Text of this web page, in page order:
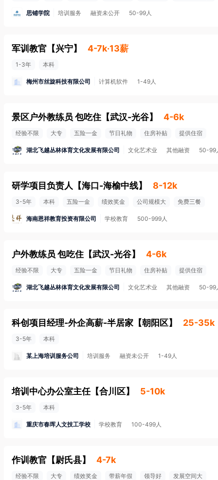
思铺学院 培训服务 融资未公开 50-99人
军训教官 【兴宁】 4-7k·13薪
1-3年 本科
梅州市丝旋科技有限公司 计算机软件 1-49人
景区户外教练员 包吃住 【武汉-光谷】 4-6k
经验不限 大专 五险一金 节日礼物 住房补贴 提供住宿
湖北飞越丛林体育文化发展有限公司 文化艺术业 其他融资 50-99
研学项目负责人 【海口-海榆中线】 8-12k
3-5年 本科 五险一金 绩效奖金 公司规模大 免费三餐
海南恩祥教育投资有限公司 学校教育 500-999人
户外教练员 包吃住 【武汉-光谷】 4-6k
经验不限 大专 五险一金 节日礼物 住房补贴 提供住宿
湖北飞越丛林体育文化发展有限公司 文化艺术业 其他融资 50-99
科创项目经理-外企高薪-半居家 【朝阳区】 25-35k
3-5年 本科
某上海培训服务公司 培训服务 融资未公开 1-49人
培训中心办公室主任 【合川区】 5-10k
3-5年 本科
重庆市春珲人文技工学校 学校教育 100-499人
作训教官 【尉氏县】 4-7k
经验不限 大专 绩效奖金 带薪年假 领导好 发展空间大